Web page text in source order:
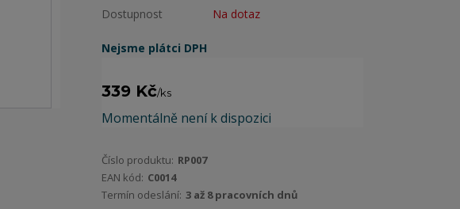
Dostupnost Na dotaz
Nejsme plátci DPH
339 Kč/ks
Momentálně není k dispozici
Číslo produktu: RP007
EAN kód: C0014
Termín odeslání: 3 až 8 pracovních dnů